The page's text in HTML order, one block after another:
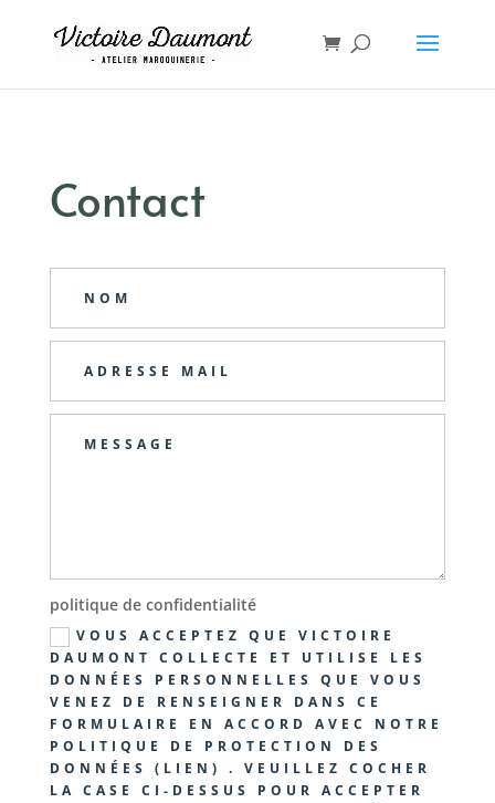
Contact
politique de confidentialité
VOUS ACCEPTEZ QUE VICTOIRE
DAUMONT COLLECTE ET UTILISE LES
DONNÉES PERSONNELLES QUE VOUS
VENEZ DE RENSEIGNER DANS CE
FORMULAIRE EN ACCORD AVEC NOTRE
POLITIQUE DE PROTECTION DES
DONNÉES (LIEN) . VEUILLEZ COCHER
LA CASE CI-DESSUS POUR ACCEPTER